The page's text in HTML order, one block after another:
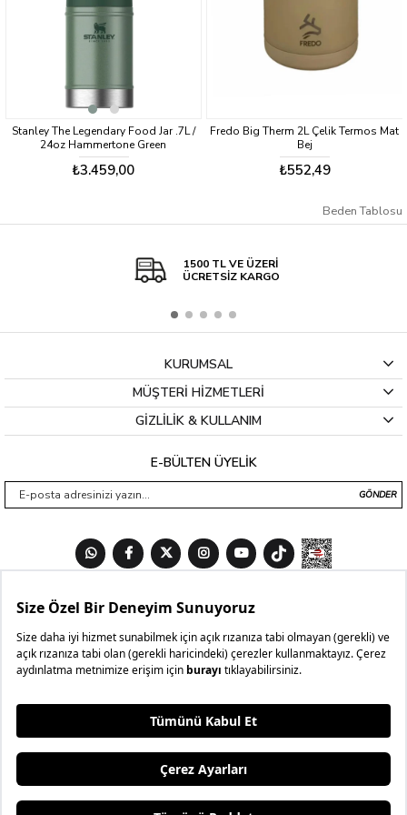
Stanley The Legendary Food Jar .7L /
24oz Hammertone Green
₺3.459,00
Fredo Big Therm 2L Çelik Termos Mat
Bej
₺552,49
Beden Tablosu
1500 TL VE ÜZERİ
ÜCRETSİZ KARGO
KURUMSAL
MÜŞTERİ HİZMETLERİ
GİZLİLİK & KULLANIM
E-BÜLTEN ÜYELİK
GÖNDER